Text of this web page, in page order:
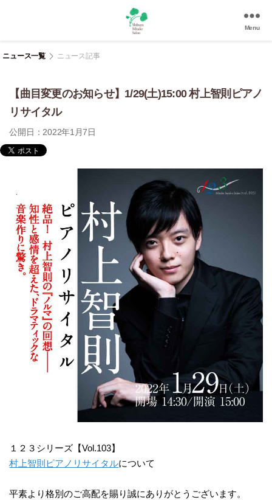
サ
徒
歩
の
和
風
モ
サ
ン
Menu
ニュース一覧 ニュース記事
【曲目変更のお知らせ】1/29(土)15:00 村上智則ピアノ
リサイタル
公開日：2022年1月7日
１２３シリーズ【Vol.103】
村上智則ピアノリサイタルについて
平素より格別のご高配を賜り誠にありがとうございます。